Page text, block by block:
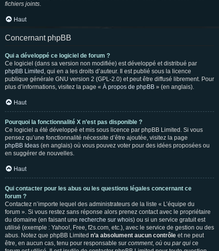
fichiers joints.
Haut
Concernant phpBB
Qui a développé ce logiciel de forum ?
Ce logiciel (dans sa version non modifiée) est développé et distribué par
phpBB Limited , qui en a les droits d’auteur. Il est publié sous la licence
publique générale GNU version 2 (GPL-2.0) et peut être diffusé librement. Pour
plus d’informations, visitez la page « À propos de phpBB » (en anglais).
Haut
Pourquoi la fonctionnalité X n’est pas disponible ?
Ce logiciel a été développé et mis sous licence par phpBB Limited. Si vous
pensez qu’une fonctionnalité nécessite d’être ajoutée, visitez la page
phpBB Ideas (en anglais) où vous pouvez voter pour des idées proposées ou
en suggérer de nouvelles.
Haut
Qui contacter pour les abus ou les questions légales concernant ce
forum ?
Contactez n’importe lequel des administrateurs de la liste « L’équipe du
forum ». Si vous restez sans réponse alors prenez contact avec le propriétaire
du domaine (en faisant une recherche sur whois) ou si un service gratuit est
utilisé (exemple : Yahoo!, Free, f2s.com, etc.), avec le service de gestion ou des
abus. Notez que phpBB Limited n’a absolument aucun contrôle et ne peut
être, en aucun cas, tenu pour responsable sur comment, où ou par qui ce